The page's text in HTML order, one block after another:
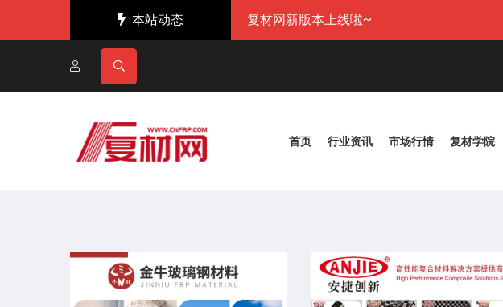
本站动态 复材网新版本上线啦~
首页 行业资讯 市场行情 复材学院